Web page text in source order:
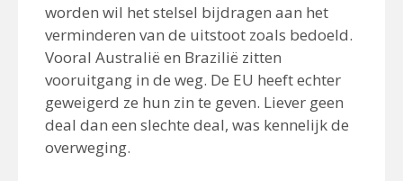
worden wil het stelsel bijdragen aan het
verminderen van de uitstoot zoals bedoeld.
Vooral Australië en Brazilië zitten
vooruitgang in de weg. De EU heeft echter
geweigerd ze hun zin te geven. Liever geen
deal dan een slechte deal, was kennelijk de
overweging.